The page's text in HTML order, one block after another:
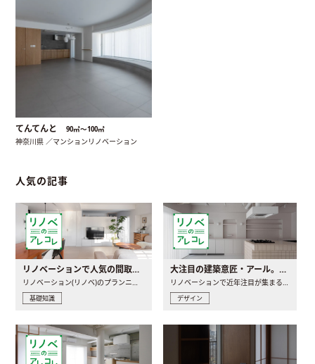
てんてんと 90㎡〜100㎡
神奈川県 ／マンションリノベーション
人気の記事
リノベーションで人気の間取りとは？トレンドの間取りと実例を徹底解説
リノベーション(リノベ)のプランニングで一番最初に決めるのは..
基礎知識
大注目の建築意匠・アール。人気の理由と空間に取り入れるポイント
リノベーションで近年注目が集まる建築意匠の一つであるアール..
デザイン